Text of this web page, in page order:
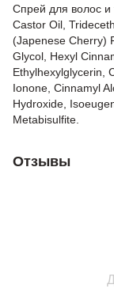
Спрей для волос и
Castor Oil,
(Japenese Cherry)
Glycol, Hexyl
Ethylhexylglycerin,
Ionone, Cinnamyl
Hydroxide,
Metabisulfite.
Отзывы